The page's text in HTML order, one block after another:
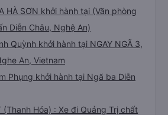
HÀ SƠN khởi hành tại (Văn phòng
Diễn Châu, Nghệ An)
Quỳnh khởi hành tại NGAY NGÃ 3,
An, Vietnam
Phụng khởi hành tại Ngã ba Diễn
(Thanh Hóa) : Xe đi Quảng Trị chất